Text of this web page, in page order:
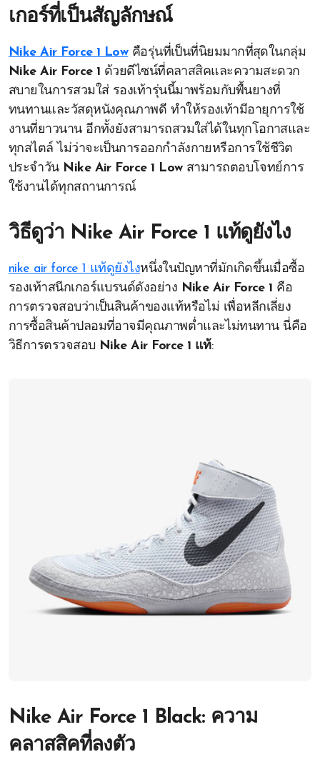
เกอร์ที่เป็นสัญลักษณ์
Nike Air Force 1 Lowคือรุ่นที่เป็นที่นิยมมากที่สุดในกลุ่ม
Nike Air Force 1 ด้วยดีไซน์ที่คลาสสิคและความสะดวก
สบายในการสวมใส่ รองเท้ารุ่นนี้มาพร้อมกับพื้นยางที่
ทนทานและวัสดุหนังคุณภาพดี ทำให้รองเท้ามีอายุการใช้
งานที่ยาวนาน อีกทั้งยังสามารถสวมใส่ได้ในทุกโอกาสและ
ทุกสไตล์ ไม่ว่าจะเป็นการออกกำลังกายหรือการใช้ชีวิต
ประจำวัน Nike Air Force 1 Lowสามารถตอบโจทย์การ
ใช้งานได้ทุกสถานการณ์
วิธีดูว่า Nike Air Force 1 แท้ดูยังไง
nike air force 1 แท้ดูยังไงหนึ่งในปัญหาที่มักเกิดขึ้นเมื่อซื้อ
รองเท้าสนีกเกอร์แบรนด์ดังอย่าง Nike Air Force 1 คือ
การตรวจสอบว่าเป็นสินค้าของแท้หรือไม่ เพื่อหลีกเลี่ยง
การซื้อสินค้าปลอมที่อาจมีคุณภาพต่ำและไม่ทนทาน นี่คือ
วิธีการตรวจสอบ Nike Air Force 1 แท้:
Nike Air Force 1 Black: ความ
คลาสสิคที่ลงตัว